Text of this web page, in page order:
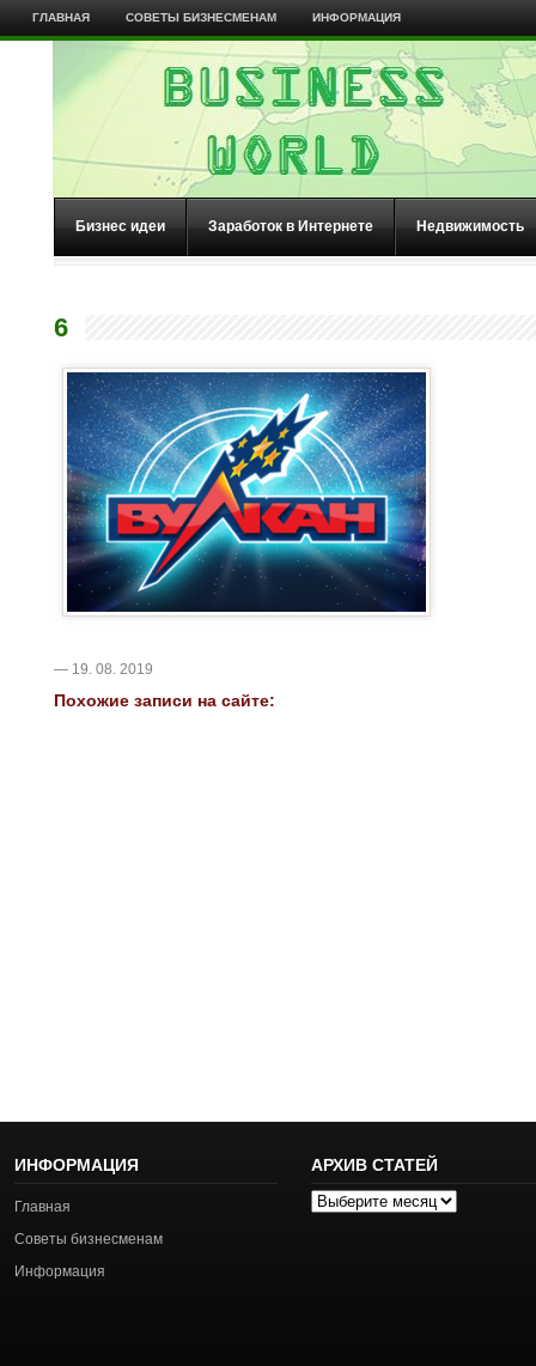
ГЛАВНАЯ СОВЕТЫ БИЗНЕСМЕНАМ ИНФОРМАЦИЯ
Бизнес идеи Заработок в Интернете Недвижимость
6
— 19. 08. 2019
Похожие записи на сайте:
ИНФОРМАЦИЯ
Главная
Советы бизнесменам
Информация
АРХИВ СТАТЕЙ
Архив